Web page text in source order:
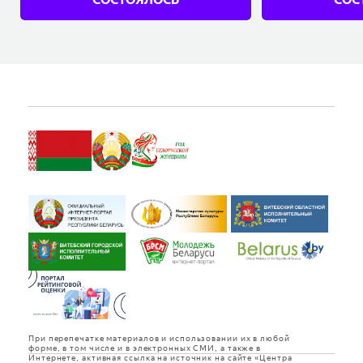
При перепечатке материалов и использовании их в любой
форме, в том числе и в электронных СМИ, а также в
Интернете, активная ссылка на источник на сайте «Центра